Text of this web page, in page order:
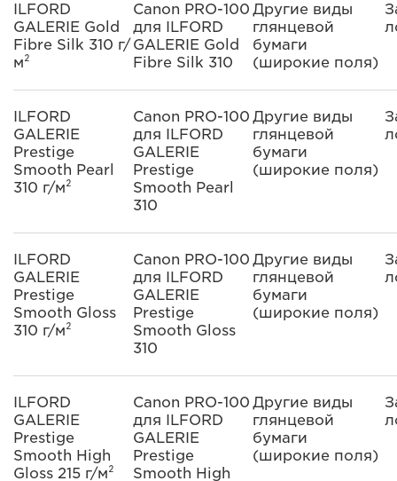
ILFORD
GALERIE Gold
Fibre Silk 310 г/
м²
Canon PRO-100
для ILFORD
GALERIE Gold
Fibre Silk 310
Другие виды
глянцевой
бумаги
(широкие поля)
ILFORD
GALERIE
Prestige
Smooth Pearl
310 г/м²
Canon PRO-100
для ILFORD
GALERIE
Prestige
Smooth Pearl
310
Другие виды
глянцевой
бумаги
(широкие поля)
ILFORD
GALERIE
Prestige
Smooth Gloss
310 г/м²
Canon PRO-100
для ILFORD
GALERIE
Prestige
Smooth Gloss
310
Другие виды
глянцевой
бумаги
(широкие поля)
ILFORD
GALERIE
Prestige
Smooth High
Gloss 215 г/м²
Canon PRO-100
для ILFORD
GALERIE
Prestige
Smooth High
Другие виды
глянцевой
бумаги
(широкие поля)